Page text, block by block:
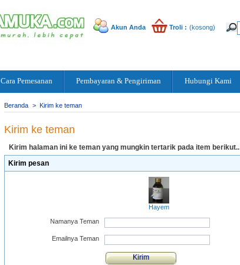
Troli : (kosong)
Akun Anda
Cara Pemesanan Pembayaran & Pengiriman Hubungi Kami
Beranda > Kirim ke teman
Kirim ke teman
Kirim halaman ini ke teman yang mungkin tertarik pada item berikut..
Kirim pesan
Hayem
Namanya Teman
Emailnya Teman